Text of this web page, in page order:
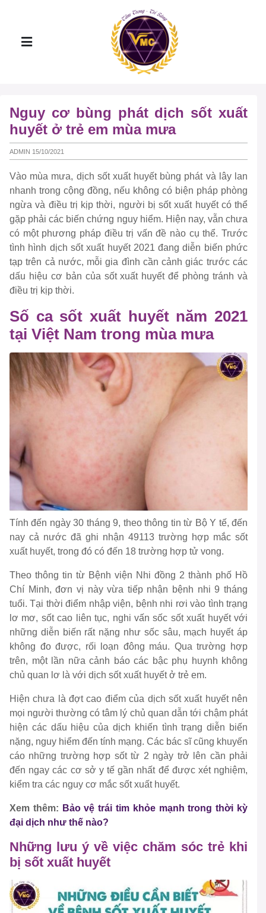
Nguy cơ bùng phát dịch sốt xuất
huyết ở trẻ em mùa mưa
ADMIN 15/10/2021
Vào mùa mưa, dịch sốt xuất huyết bùng phát và lây lan
nhanh trong cộng đồng, nếu không có biện pháp phòng
ngừa và điều trị kịp thời, người bị sốt xuất huyết có thể
gặp phải các biến chứng nguy hiểm. Hiện nay, vẫn chưa
có một phương pháp điều trị vấn đề nào cụ thể. Trước
tình hình dịch sốt xuất huyết 2021 đang diễn biến phức
tạp trên cả nước, mỗi gia đình cần cảnh giác trước các
dấu hiệu cơ bản của sốt xuất huyết để phòng tránh và
điều trị kịp thời.
Số ca sốt xuất huyết năm 2021
tại Việt Nam trong mùa mưa
Tính đến ngày 30 tháng 9, theo thông tin từ Bộ Y tế, đến
nay cả nước đã ghi nhận 49113 trường hợp mắc sốt
xuất huyết, trong đó có đến 18 trường hợp tử vong.
Theo thông tin từ Bệnh viện Nhi đồng 2 thành phố Hồ
Chí Minh, đơn vị này vừa tiếp nhận bệnh nhi 9 tháng
tuổi. Tại thời điểm nhập viện, bệnh nhi rơi vào tình trạng
lơ mơ, sốt cao liên tục, nghi vấn sốc sốt xuất huyết với
những diễn biến rất nặng như sốc sâu, mạch huyết áp
không đo được, rối loạn đông máu. Qua trường hợp
trên, một lần nữa cảnh báo các bậc phụ huynh không
chủ quan lơ là với dịch sốt xuất huyết ở trẻ em.
Hiện chưa là đợt cao điểm của dịch sốt xuất huyết nên
mọi người thường có tâm lý chủ quan dẫn tới chậm phát
hiện các dấu hiệu của dịch khiến tình trạng diễn biến
nặng, nguy hiểm đến tính mạng. Các bác sĩ cũng khuyến
cáo những trường hợp sốt từ 2 ngày trở lên cần phải
đến ngay các cơ sở y tế gần nhất để được xét nghiệm,
kiểm tra các nguy cơ mắc sốt xuất huyết.
Xem thêm: Bảo vệ trái tim khỏe mạnh trong thời kỳ
đại dịch như thế nào?
Những lưu ý về việc chăm sóc trẻ khi
bị sốt xuất huyết